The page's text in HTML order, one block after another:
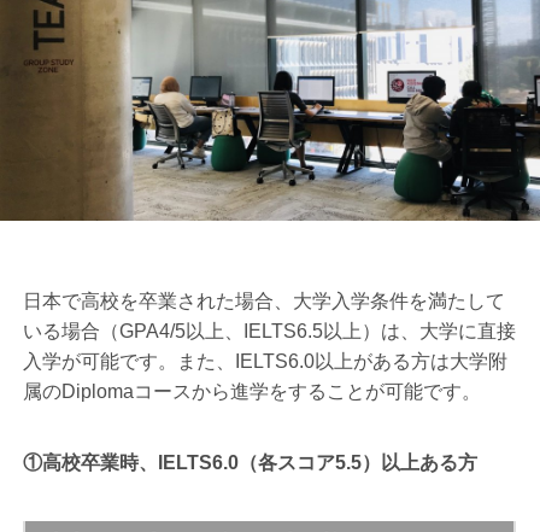
日本で高校を卒業された場合、大学入学条件を満たして
いる場合（GPA4/5以上、IELTS6.5以上）は、大学に直接
入学が可能です。また、IELTS6.0以上がある方は大学附
属のDiplomaコースから進学をすることが可能です。
①高校卒業時、IELTS6.0（各スコア5.5）以上ある方